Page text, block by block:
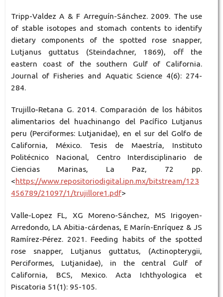
Tripp-Valdez A & F Arreguín-Sánchez. 2009. The use
of stable isotopes and stomach contents to identify
dietary components of the spotted rose snapper,
Lutjanus guttatus (Steindachner, 1869), off the
eastern coast of the southern Gulf of California.
Journal of Fisheries and Aquatic Science 4(6): 274-
284.
Trujillo-Retana G. 2014. Comparación de los hábitos
alimentarios del huachinango del Pacífico Lutjanus
peru (Perciformes: Lutjanidae), en el sur del Golfo de
California, México. Tesis de Maestría, Instituto
Politécnico Nacional, Centro Interdisciplinario de
Ciencias Marinas, La Paz, 72 pp.
<https://www.repositoriodigital.ipn.mx/bitstream/123
456789/21097/1/trujillore1.pdf>
Valle-Lopez FL, XG Moreno-Sánchez, MS Irigoyen-
Arredondo, LA Abitia-cárdenas, E Marín-Enríquez & JS
Ramírez-Pérez. 2021. Feeding habits of the spotted
rose snapper, Lutjanus guttatus, (Actinopterygii,
Perciformes, Lutjanidae), in the central Gulf of
California, BCS, Mexico. Acta Ichthyologica et
Piscatoria 51(1): 95-105.